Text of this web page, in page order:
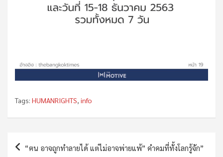
Tags: HUMANRIGHTS, info
Post“ฅน อาจถูกทำลายได้ แต่ไม่อาจพ่ายแพ้” คำคมที่ทั้งโลกรู้จัก”